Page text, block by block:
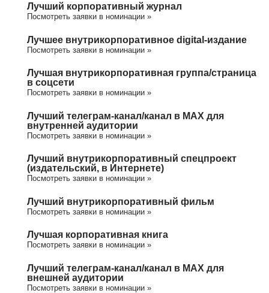
Лучший корпоративный журнал
Посмотреть заявки в номинации »
Лучшее внутрикорпоративное digital-издание
Посмотреть заявки в номинации »
Лучшая внутрикорпоративная группа/cтраница
в соцсети
Посмотреть заявки в номинации »
Лучший телеграм-канал/канал в МАХ для
внутренней аудитории
Посмотреть заявки в номинации »
Лучший внутрикорпоративный спецпроект
(издательский, в Интернете)
Посмотреть заявки в номинации »
Лучший внутрикорпоративный фильм
Посмотреть заявки в номинации »
Лучшая корпоративная книга
Посмотреть заявки в номинации »
Лучший телеграм-канал/канал в МАХ для
внешней аудитории
Посмотреть заявки в номинации »